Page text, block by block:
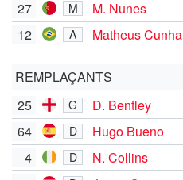
27 M M. Nunes
12 A Matheus Cunha
REMPLAÇANTS
25
G
D. Bentley
64
D Hugo Bueno
4 D
N. Collins